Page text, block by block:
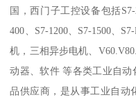
国，西门子工控设备包括S7-
400、S7-1200、S7-1500、
机，三相异步电机、
动器、软件 等各类工业自
品供应商，是从事工业自动